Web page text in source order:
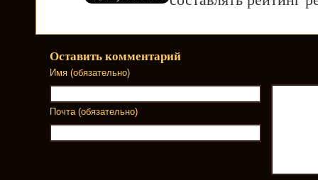
Оставить комментарий
Имя (обязательно)
Почта (обязательно)